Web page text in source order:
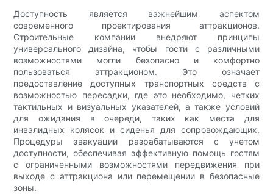
Доступность является важнейшим аспектом
современного проектирования аттракционов.
Строительные компании внедряют принципы
универсального дизайна, чтобы гости с различными
возможностями могли безопасно и комфортно
пользоваться аттракционом. Это означает
предоставление доступных транспортных средств с
возможностью пересадки, где это необходимо, четких
тактильных и визуальных указателей, а также условий
для ожидания в очереди, таких как места для
инвалидных колясок и сиденья для сопровождающих.
Процедуры эвакуации разрабатываются с учетом
доступности, обеспечивая эффективную помощь гостям
с ограниченными возможностями передвижения при
выходе с аттракциона или перемещении в безопасные
зоны.